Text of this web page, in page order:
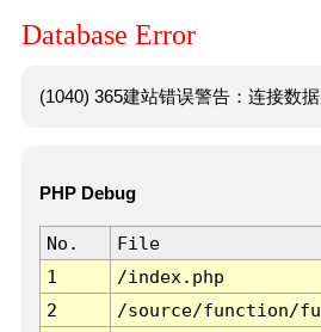
Database Error
(1040) 365建站错误警告：连接数
PHP Debug
No. File
1
/index.php
2
/source/function/